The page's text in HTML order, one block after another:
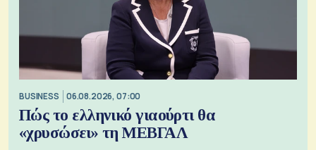
BUSINESS 06.08.2026, 07:00
Πώς το ελληνικό γιαούρτι θα
«χρυσώσει» τη ΜΕΒΓΑΛ